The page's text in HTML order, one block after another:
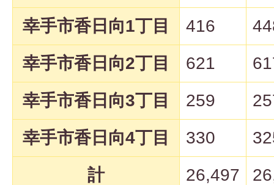
幸手市香日向1丁目
416
幸手市香日向2丁目
621
幸手市香日向3丁目
259
幸手市香日向4丁目
330
計
26,497